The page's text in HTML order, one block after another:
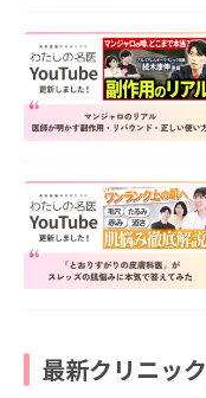
最新クリニック